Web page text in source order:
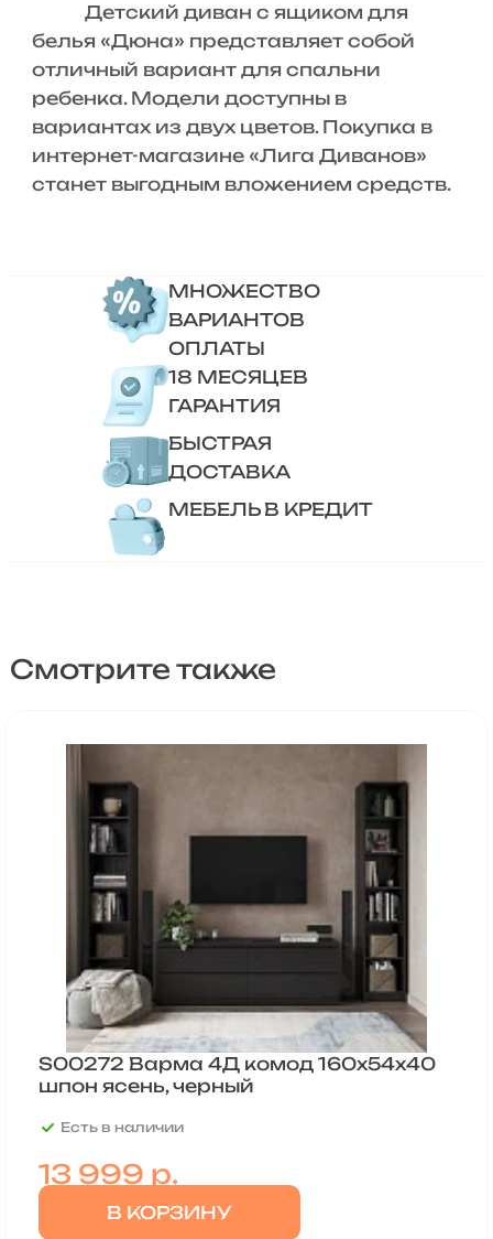
Детский диван с ящиком для
белья «Дюна» представляет собой
отличный вариант для спальни
ребенка. Модели доступны в
вариантах из двух цветов. Покупка в
интернет-магазине «Лига Диванов»
станет выгодным вложением средств.
МНОЖЕСТВО
ВАРИАНТОВ
ОПЛАТЫ
18 МЕСЯЦЕВ
ГАРАНТИЯ
БЫСТРАЯ
ДОСТАВКА
МЕБЕЛЬ В КРЕДИТ
Смотрите также
S00272 Варма 4Д комод 160х54х40
шпон ясень, черный
Есть в наличии
13 999 р.
В КОРЗИНУ